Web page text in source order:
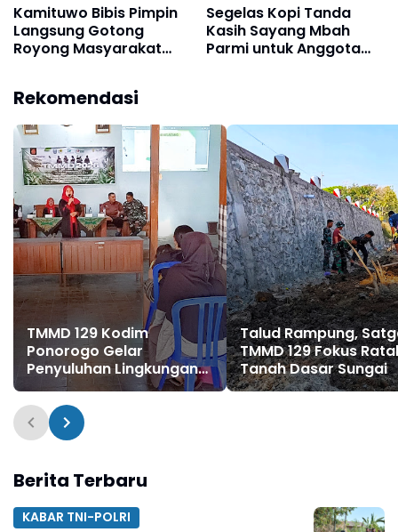
Kamituwo Bibis Pimpin
Langsung Gotong
Royong Masyarakat
Segelas Kopi Tanda
Kasih Sayang Mbah
Parmi untuk Anggota
Rekomendasi
TMMD 129 Kodim
Ponorogo Gelar
Penyuluhan Lingkungan
Hidup
Talud Rampung,
TMMD 129 Fokus
Tanah Dasar Sungai
Berita Terbaru
KABAR TNI-POLRI